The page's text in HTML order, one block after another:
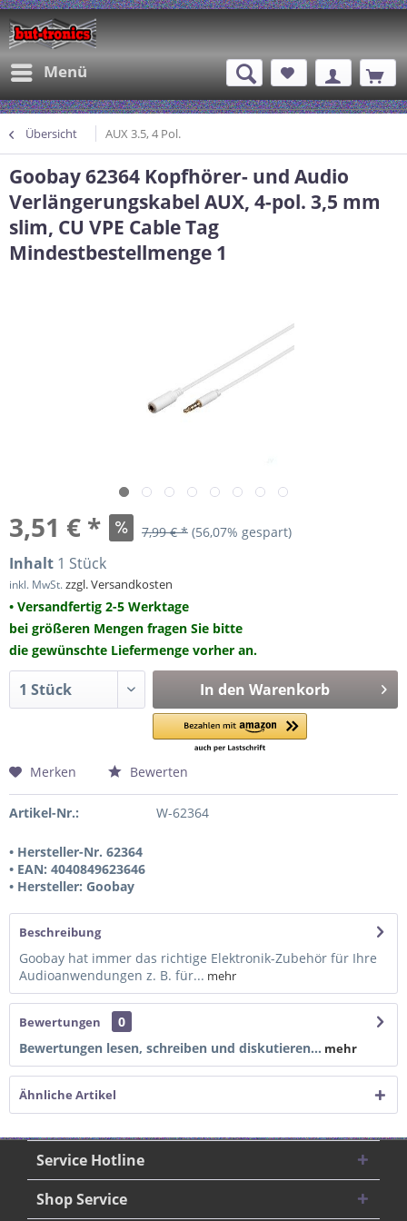
Menü
Übersicht AUX 3.5, 4 Pol.
Goobay 62364 Kopfhörer- und Audio
Verlängerungskabel AUX, 4-pol. 3,5 mm
slim, CU VPE Cable Tag
Mindestbestellmenge 1
3,51 € * 7,99 € * (56,07% gespart)
Inhalt 1 Stück
inkl. MwSt.zzgl. Versandkosten
• Versandfertig 2-5 Werktage
bei größeren Mengen fragen Sie bitte
die gewünschte Liefermenge vorher an.
In den Warenkorb
Merken Bewerten
Artikel-Nr.: W-62364
• Hersteller-Nr. 62364
• EAN: 4040849623646
• Hersteller: Goobay
Beschreibung
Goobay hat immer das richtige Elektronik-Zubehör für Ihre
Audioanwendungen z. B. für... mehr
Bewertungen
0
Bewertungen lesen, schreiben und diskutieren... mehr
Ähnliche Artikel
Service Hotline
Shop Service